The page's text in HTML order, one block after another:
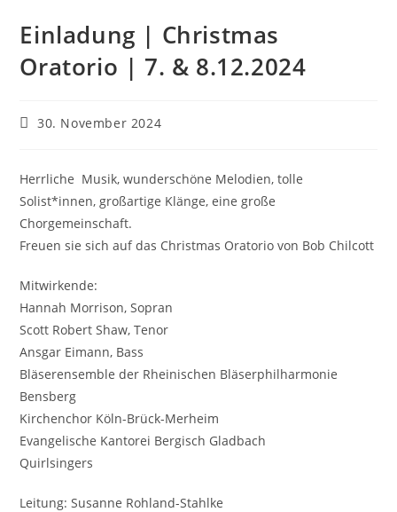
Einladung | Christmas
Oratorio | 7. & 8.12.2024
Beitrag
30. November 2024
Herrliche Musik, wunderschöne Melodien, tolle
Solist*innen, großartige Klänge, eine große
Chorgemeinschaft.
Freuen sie sich auf das Christmas Oratorio von Bob Chilcott
Mitwirkende:
Hannah Morrison, Sopran
Scott Robert Shaw, Tenor
Ansgar Eimann, Bass
Bläserensemble der Rheinischen Bläserphilharmonie
Bensberg
Kirchenchor Köln-Brück-Merheim
Evangelische Kantorei Bergisch Gladbach
Quirlsingers
Leitung: Susanne Rohland-Stahlke